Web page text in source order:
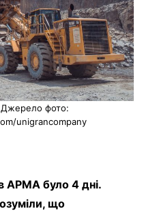
Джерело фото:
unigrancompany
АРМА було 4 дні.
що